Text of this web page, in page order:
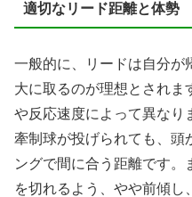
適切なリード距離と体勢
一般的に、リードは自分が
大に取るのが理想とされま
や反応速度によって異なり
牽制球が投げられても、頭
ングで間に合う距離です。
を切れるよう、やや前傾